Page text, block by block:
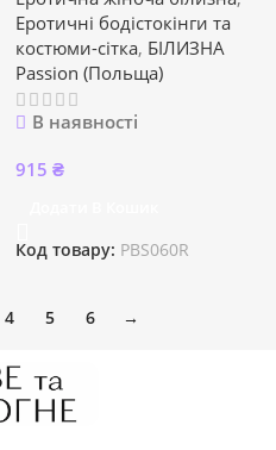
Еротичні бодістокінги та
костюми-сітка, БІЛИЗНА
Passion (Польща)
В наявності
915 ₴
Код товару: PBS060R
4 5 6 →